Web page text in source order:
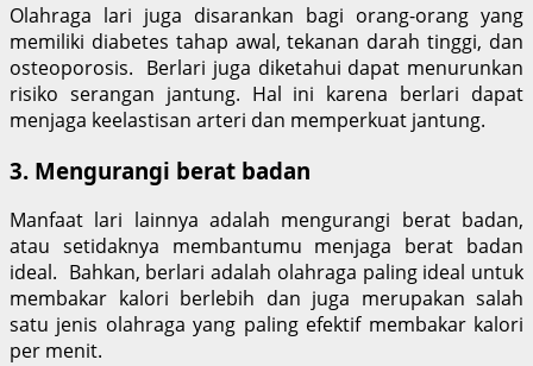
Olahraga lari juga disarankan bagi orang-orang yang
memiliki diabetes tahap awal, tekanan darah tinggi, dan
osteoporosis. Berlari juga diketahui dapat menurunkan
risiko serangan jantung. Hal ini karena berlari dapat
menjaga keelastisan arteri dan memperkuat jantung.
3. Mengurangi berat badan
Manfaat lari lainnya adalah mengurangi berat badan,
atau setidaknya membantumu menjaga berat badan
ideal. Bahkan, berlari adalah olahraga paling ideal untuk
membakar kalori berlebih dan juga merupakan salah
satu jenis olahraga yang paling efektif membakar kalori
per menit.